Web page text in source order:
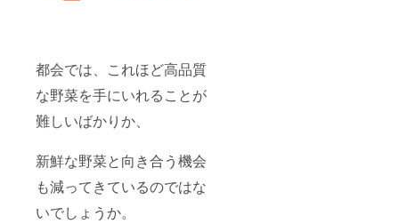
都会では、これほど高品質
な野菜を手にいれることが
難しいばかりか、
新鮮な野菜と向き合う機会
も減ってきているのではな
いでしょうか。